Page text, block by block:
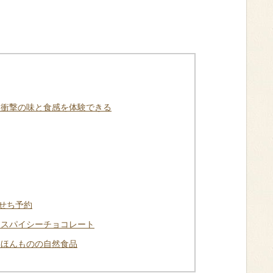
撃の味と食感を体験できる
ち予約
パイシーチョコレート
んものの自然食品